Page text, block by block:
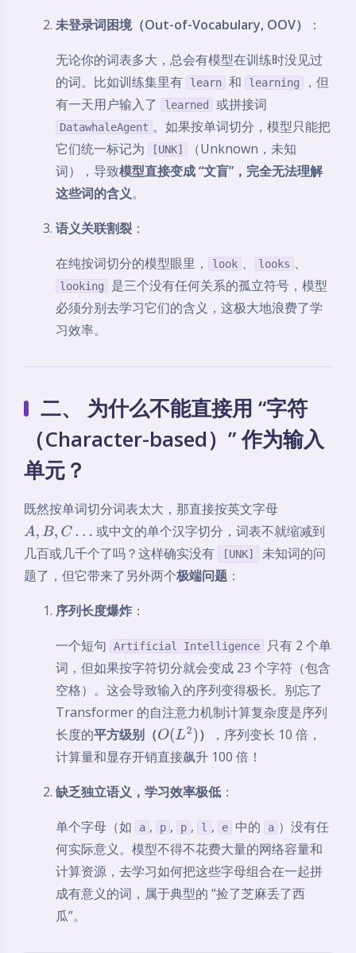
未登录词困境（Out-of-Vocabulary, OOV）
：
无论你的词表多大，总会有模型在训练时没见过
的词。比如训练集里有
learn 和 learning
，但
有一天用户输入了
learned 或拼接词
DatawhaleAgent 。如果按单词切分，模型只能把
它们统一标记为
[UNK]
（Unknown，未知
词），导致模型直接变成 “文盲”，完全无法理解
这些词的含义。
语义关联割裂 ：
在纯按词切分的模型眼里，
look 、 looks 、
looking
是三个没有任何关系的孤立符号，模型
必须分别去学习它们的含义，这极大地浪费了学
习效率。
二、 为什么不能直接用 “字符
（Character-based）” 作为输入
单元？
既然按单词切分词表太大，那直接按英文字母
A,B,C…
或中文的单个汉字切分，词表不就缩减到
几百或几千个了吗？这样确实没有
[UNK]
未知词的问
题了，但它带来了另外两个极端问题 ：
序列长度爆炸 ：
一个短句
Artificial Intelligence
只有 2 个单
词，但如果按字符切分就会变成 23 个字符（包含
空格）。这会导致输入的序列变得极长。别忘了
Transformer 的自注意力机制计算复杂度是序列
长度的平方级别（O(L2) ）
，序列变长 10 倍，
计算量和显存开销直接飙升 100 倍！
缺乏独立语义，学习效率极低 ：
单个字母（如
a , p , p , l , e 中的 a ）没有任
何实际意义。模型不得不花费大量的网络容量和
计算资源，去学习如何把这些字母组合在一起拼
成有意义的词，属于典型的 “捡了芝麻丢了西
瓜”。